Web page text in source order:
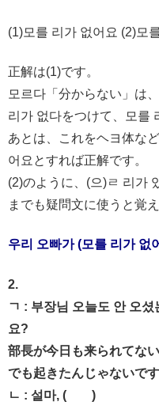
(1)모를 리가 없어요 (2)모
正解は(1)です。
모르다「分からない」は
리가 없다をつけて、모를
あとは、これをヘヨ体な
어요とすれば正解です。
(2)のように、(으)ㄹ 리가
までも疑問文に使うと覚
우리 오빠가 (모를 리가 없
2.
ㄱ : 부장님 오늘도 안 오
요?
部長が今日も来られてな
でも起きたんじゃないで
ㄴ : 설마, ( )